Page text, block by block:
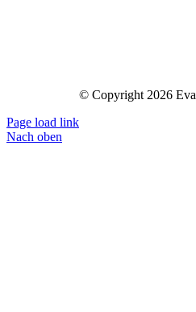
© Copyright 2026 Eva
Page load link
Nach oben